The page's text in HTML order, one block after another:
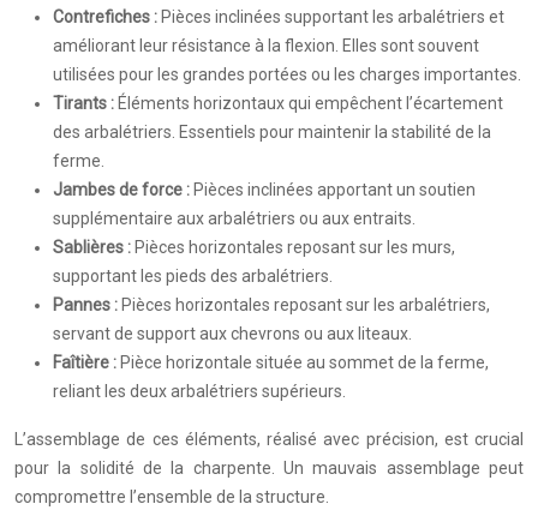
Contrefiches : Pièces inclinées supportant les arbalétriers et
améliorant leur résistance à la flexion. Elles sont souvent
utilisées pour les grandes portées ou les charges importantes.
Tirants : Éléments horizontaux qui empêchent l’écartement
des arbalétriers. Essentiels pour maintenir la stabilité de la
ferme.
Jambes de force : Pièces inclinées apportant un soutien
supplémentaire aux arbalétriers ou aux entraits.
Sablières : Pièces horizontales reposant sur les murs,
supportant les pieds des arbalétriers.
Pannes : Pièces horizontales reposant sur les arbalétriers,
servant de support aux chevrons ou aux liteaux.
Faîtière : Pièce horizontale située au sommet de la ferme,
reliant les deux arbalétriers supérieurs.
L’assemblage de ces éléments, réalisé avec précision, est crucial
pour la solidité de la charpente. Un mauvais assemblage peut
compromettre l’ensemble de la structure.